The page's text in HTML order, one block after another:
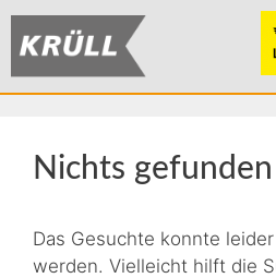
Nichts gefunden
Das Gesuchte konnte
werden. Vielleicht hilft die